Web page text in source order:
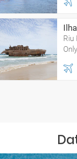
Riu
Only